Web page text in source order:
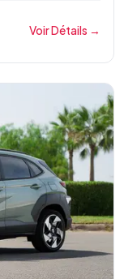
Voir Détails →